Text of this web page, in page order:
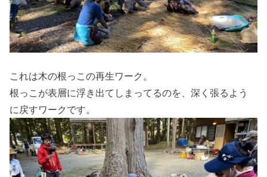
これは木の根っこの再生ワーク。
根っこが表層に浮き出てしまってるのを、深く張るよう
に戻すワークです。